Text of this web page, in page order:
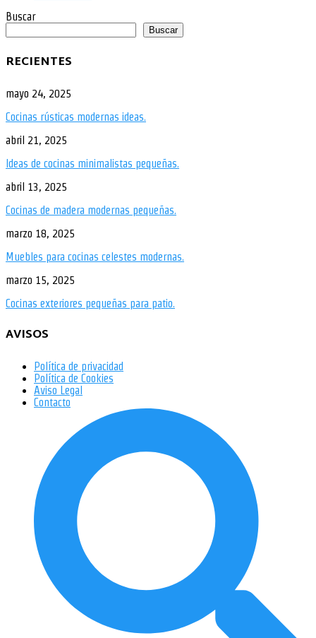
Buscar
Buscar
RECIENTES
mayo 24, 2025
Cocinas rústicas modernas ideas.
abril 21, 2025
Ideas de cocinas minimalistas pequeñas.
abril 13, 2025
Cocinas de madera modernas pequeñas.
marzo 18, 2025
Muebles para cocinas celestes modernas.
marzo 15, 2025
Cocinas exteriores pequeñas para patio.
AVISOS
Política de privacidad
Política de Cookies
Aviso Legal
Contacto